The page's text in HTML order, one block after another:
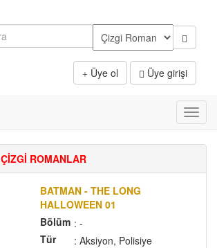
Üye ol Üye girişi
ÇİZGİ ROMANLAR
BATMAN - THE LONG
HALLOWEEN 01
Bölüm : -
Tür
: Aksiyon, Polisiye